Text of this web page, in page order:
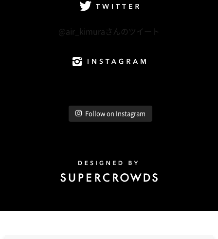
@air_kimuraさんのツイート
Follow on Instagram